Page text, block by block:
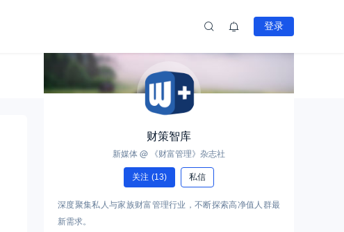
登录
财策智库
新媒体 @ 《财富管理》杂志社
关注 (13) 私信
深度聚集私人与家族财富管理行业，不断探索高净值人群最
新需求。